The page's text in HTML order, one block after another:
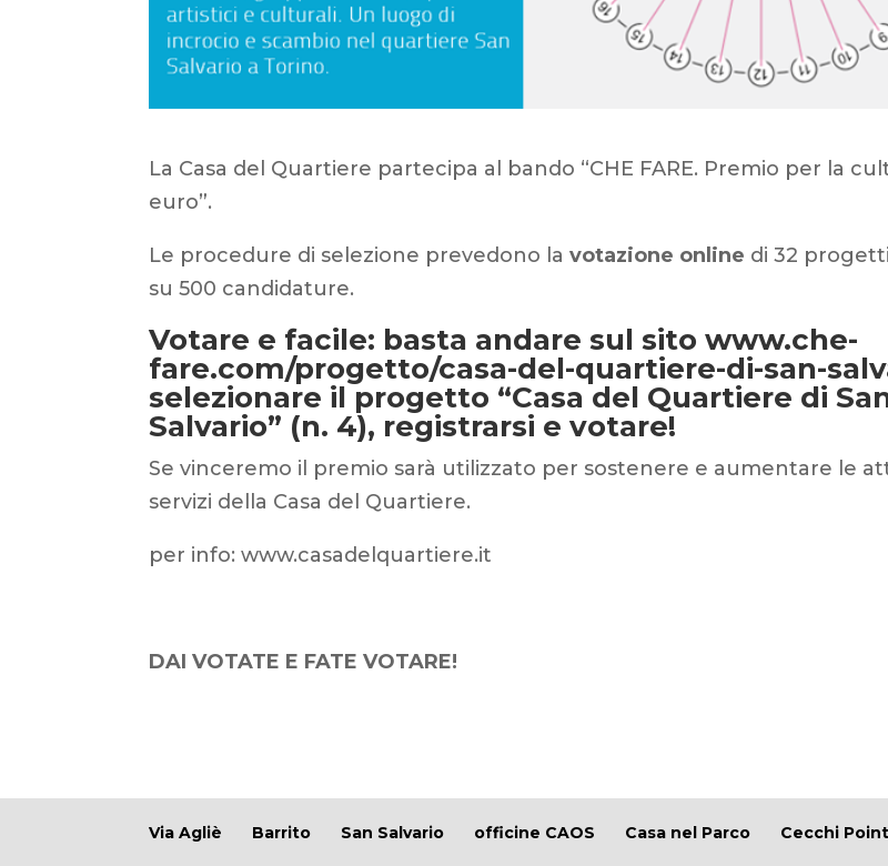
La Casa del Quartiere partecipa al bando “CHE FARE. Premio per la
euro”.
Le procedure di selezione prevedono lavotazione online di 32
su 500 candidature.
Votare e facile: basta andare sul sito www.che-
fare.com/progetto/casa-del-quartiere-di-san-
selezionare il progetto “Casa del Quartiere di
Salvario” (n. 4), registrarsi e votare!
Se vinceremo il premio sarà utilizzato per sostenere e aumentare le
servizi della Casa del Quartiere.
per info: www.casadelquartiere.it
DAI VOTATE E FATE VOTARE!
Via Agliè Barrito San Salvario officine CAOS Casa nel Parco Cecchi Point